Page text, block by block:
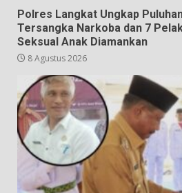
Polres Langkat Ungkap
Tersangka Narkoba dan 7
Seksual Anak Diamankan
8 Agustus 2026